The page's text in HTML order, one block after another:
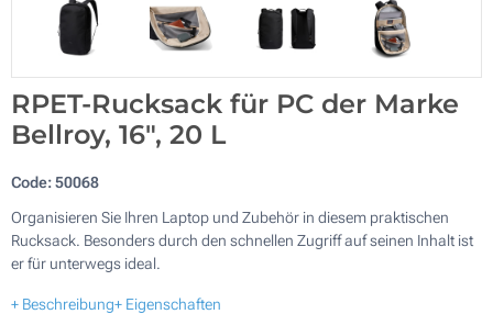
RPET-Rucksack für PC der Marke
Bellroy, 16", 20 L
Code:50068
Organisieren Sie Ihren Laptop und Zubehör in diesem praktischen
Rucksack. Besonders durch den schnellen Zugriff auf seinen Inhalt ist
er für unterwegs ideal.
+ Beschreibung+ Eigenschaften